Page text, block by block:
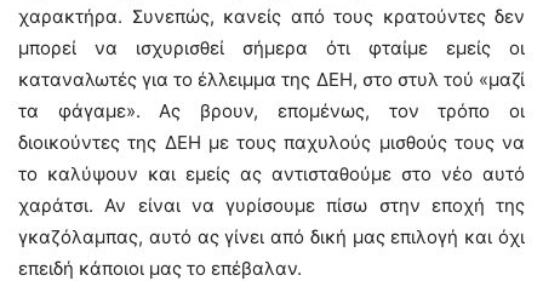
χαρακτήρα. Συνεπώς, κανείς από τους κρατούντες δεν
μπορεί να ισχυρισθεί σήμερα ότι φταίμε εμείς οι
καταναλωτές για το έλλειμμα της ΔΕΗ, στο στυλ τού «μαζί
τα φάγαμε». Ας βρουν, επομένως, τον τρόπο οι
διοικούντες της ΔΕΗ με τους παχυλούς μισθούς τους να
το καλύψουν και εμείς ας αντισταθούμε στο νέο αυτό
χαράτσι. Αν είναι να γυρίσουμε πίσω στην εποχή της
γκαζόλαμπας, αυτό ας γίνει από δική μας επιλογή και όχι
επειδή κάποιοι μας το επέβαλαν.